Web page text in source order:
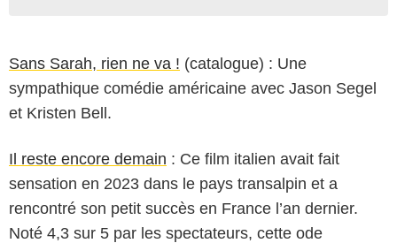
Sans Sarah, rien ne va ! (catalogue) : Une
sympathique comédie américaine avec Jason Segel
et Kristen Bell.
Il reste encore demain : Ce film italien avait fait
sensation en 2023 dans le pays transalpin et a
rencontré son petit succès en France l’an dernier.
Noté 4,3 sur 5 par les spectateurs, cette ode